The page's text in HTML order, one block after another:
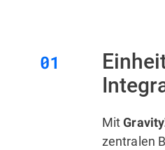
Mit
zentralen